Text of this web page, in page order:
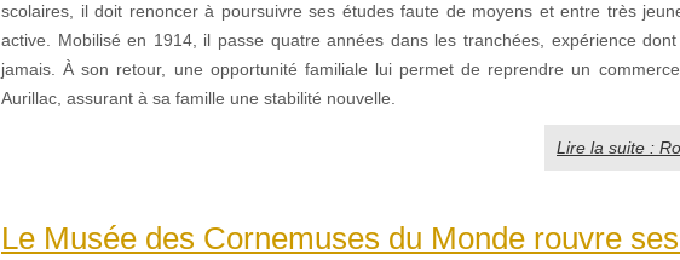
scolaires, il doit renoncer à poursuivre ses études faute de moyens et entre très
active. Mobilisé en 1914, il passe quatre années dans les tranchées, expérience
jamais. À son retour, une opportunité familiale lui permet de reprendre un
Aurillac, assurant à sa famille une stabilité nouvelle.
Lire la suite :
Le Musée des Cornemuses du Monde rouvre